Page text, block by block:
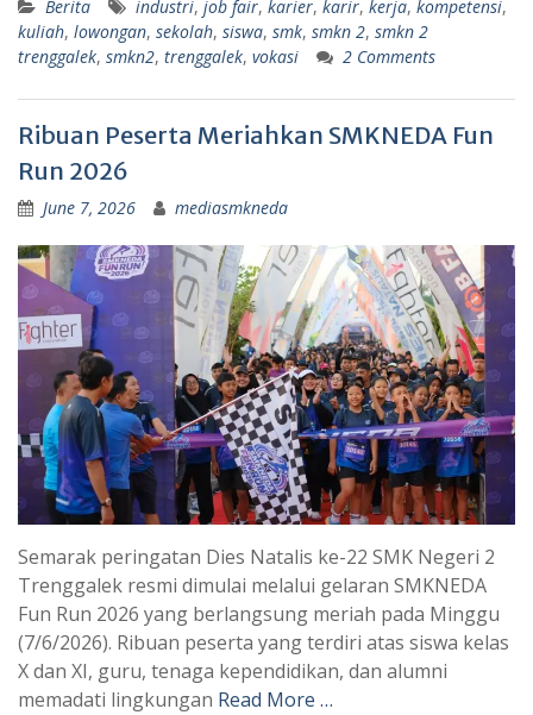
Berita industri, job fair, karier, karir, kerja, kompetensi,
kuliah, lowongan, sekolah, siswa, smk, smkn 2, smkn 2
trenggalek, smkn2, trenggalek, vokasi 2 Comments
Ribuan Peserta Meriahkan SMKNEDA Fun
Run 2026
June 7, 2026 mediasmkneda
Semarak peringatan Dies Natalis ke-22 SMK Negeri 2
Trenggalek resmi dimulai melalui gelaran SMKNEDA
Fun Run 2026 yang berlangsung meriah pada Minggu
(7/6/2026). Ribuan peserta yang terdiri atas siswa kelas
X dan XI, guru, tenaga kependidikan, dan alumni
memadati lingkungan Read More …